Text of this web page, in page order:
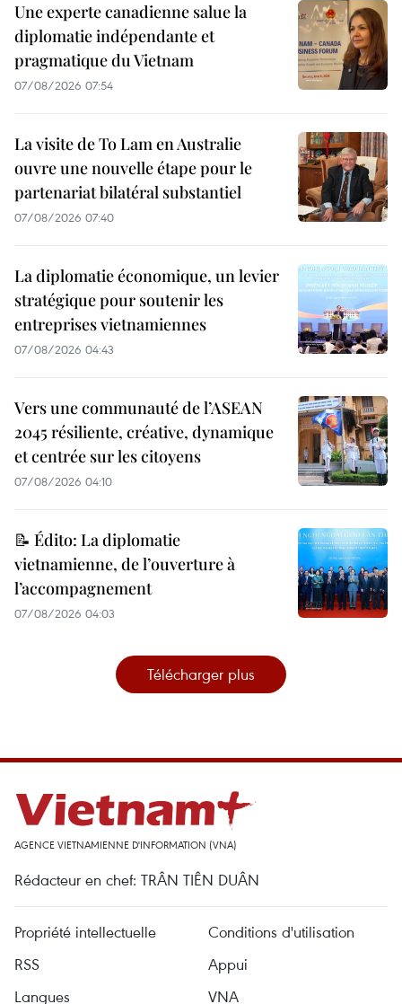
Une experte canadienne salue la
diplomatie indépendante et
pragmatique du Vietnam
07/08/2026 07:54
La visite de To Lam en Australie
ouvre une nouvelle étape pour le
partenariat bilatéral substantiel
07/08/2026 07:40
La diplomatie économique, un levier
stratégique pour soutenir les
entreprises vietnamiennes
07/08/2026 04:43
Vers une communauté de l’ASEAN
2045 résiliente, créative, dynamique
et centrée sur les citoyens
07/08/2026 04:10
📝 Édito: La diplomatie
vietnamienne, de l’ouverture à
l’accompagnement
07/08/2026 04:03
Télécharger plus
AGENCE VIETNAMIENNE D'INFORMATION (VNA)
Rédacteur en chef: TRÂN TIÊN DUÂN
Propriété intellectuelle
Conditions d'utilisation
RSS
Appui
Langues
VNA